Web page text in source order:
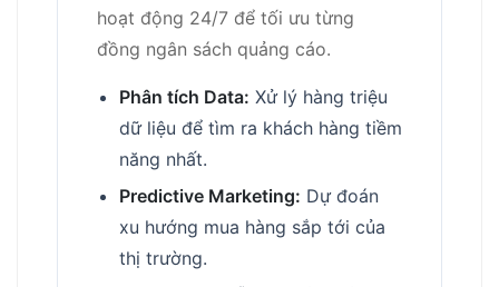
hoạt động 24/7 để tối ưu từng
đồng ngân sách quảng cáo.
Phân tích Data: Xử lý hàng triệu
dữ liệu để tìm ra khách hàng tiềm
năng nhất.
Predictive Marketing: Dự đoán
xu hướng mua hàng sắp tới của
thị trường.